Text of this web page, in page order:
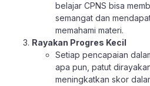
belajar CPNS bisa
semangat dan
memahami materi.
Rayakan Progres Kecil
Setiap pencapaian
apa pun, patut
meningkatkan skor